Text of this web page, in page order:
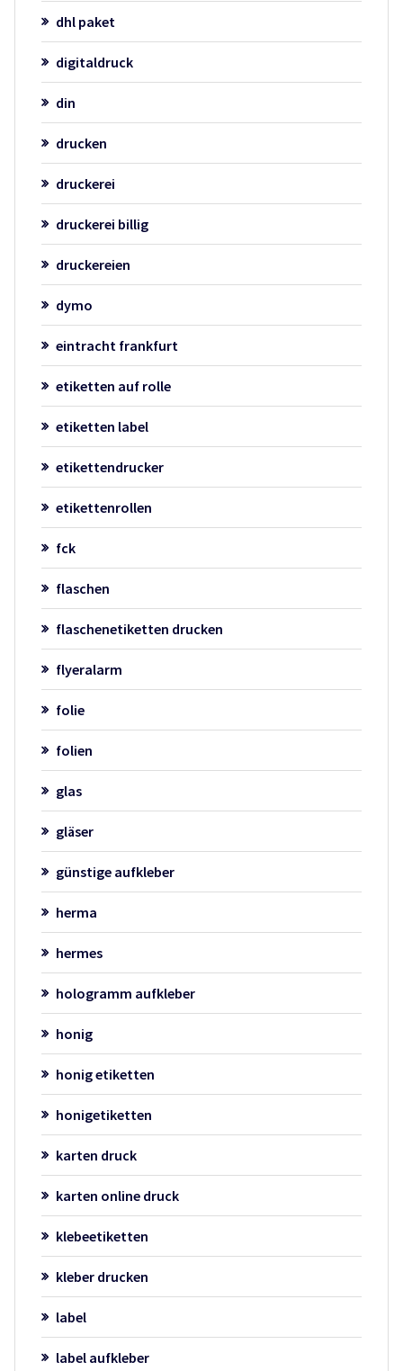
dhl paket
digitaldruck
din
drucken
druckerei
druckerei billig
druckereien
dymo
eintracht frankfurt
etiketten auf rolle
etiketten label
etikettendrucker
etikettenrollen
fck
flaschen
flaschenetiketten drucken
flyeralarm
folie
folien
glas
gläser
günstige aufkleber
herma
hermes
hologramm aufkleber
honig
honig etiketten
honigetiketten
karten druck
karten online druck
klebeetiketten
kleber drucken
label
label aufkleber